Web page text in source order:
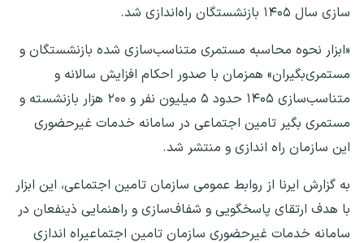
سازی سال ۱۴۰۵ بازنشستگان راه‌اندازی شد.
«ابزار نحوه محاسبه مستمری متناسب‌سازی شده بازنشستگان و
مستمری‌بگیران» همزمان با صدور احکام افزایش سالانه و
متناسب‌سازی ۱۴۰۵ حدود ۵ میلیون نفر و ۲۰۰ هزار بازنشسته و
مستمری بگیر تامین اجتماعی در سامانه خدمات غیرحضوری
این سازمان راه اندازی و منتشر شد.
به گزارش ایرنا از روابط عمومی سازمان تامین اجتماعی، این ابزار
با هدف ارتقای پاسخگویی و شفاف‌سازی و راهنمایی ذینفعان در
سامانه خدمات غیرحضوری سازمان تامین اجتماعیراه اندازی